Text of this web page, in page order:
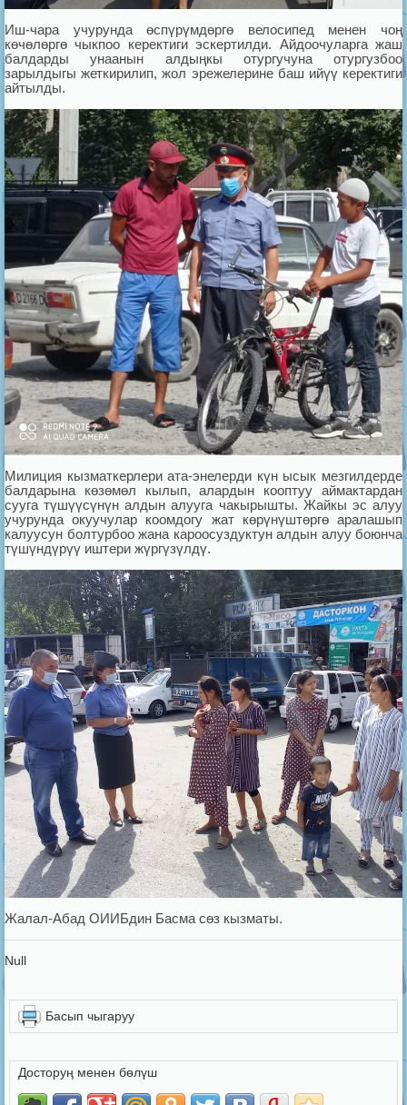
Иш-чара учурунда өспүрүмдөргө велосипед менен чоң
көчөлөргө чыкпоо керектиги эскертилди. Айдоочуларга жаш
балдарды унаанын алдыңкы отургучуна отургузбоо
зарылдыгы жеткирилип, жол эрежелерине баш ийүү керектиги
айтылды.
Милиция кызматкерлери ата-энелерди күн ысык мезгилдерде
балдарына көзөмөл кылып, алардын кооптуу аймактардан
сууга түшүүсүнүн алдын алууга чакырышты. Жайкы эс алуу
учурунда окуучулар коомдогу жат көрүнүштөргө аралашып
калуусун болтурбоо жана кароосуздуктун алдын алуу боюнча
түшүндүрүү иштери жүргүзүлдү.
Жалал-Абад ОИИБдин Басма сөз кызматы.
Null
Басып чыгаруу
Досторуң менен бөлүш